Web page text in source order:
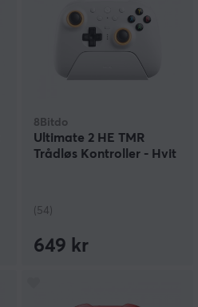
8Bitdo
Ultimate 2 HE TMR
Trådløs Kontroller - Hvit
(54)
649 kr